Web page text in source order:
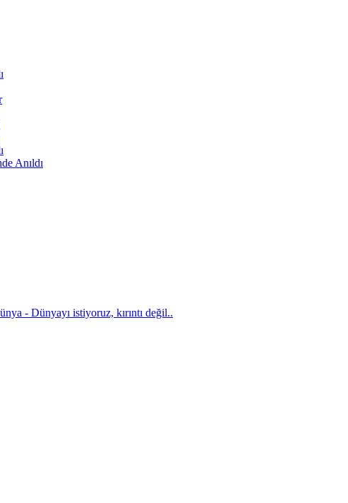
Anıldı